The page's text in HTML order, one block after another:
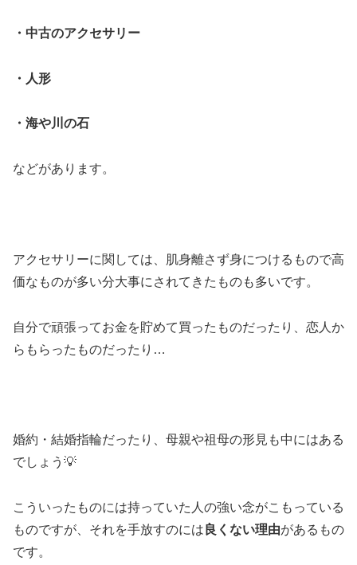
・中古のアクセサリー
・人形
・海や川の石
などがあります。
アクセサリーに関しては、肌身離さず身につけるもので高
価なものが多い分大事にされてきたものも多いです。
自分で頑張ってお金を貯めて買ったものだったり、恋人か
らもらったものだったり…
婚約・結婚指輪だったり、母親や祖母の形見も中にはある
でしょう💡
こういったものには持っていた人の強い念がこもっている
ものですが、それを手放すのには 良くない理由があるもの
です。